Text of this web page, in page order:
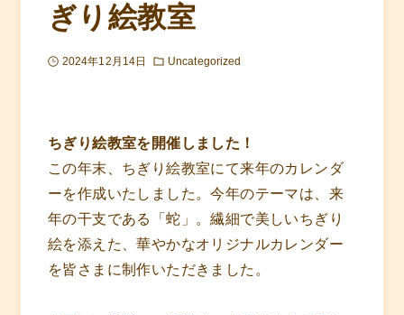
ぎり絵教室
2024年12月14日 Uncategorized
ちぎり絵教室を開催しました！
この年末、ちぎり絵教室にて来年のカレンダ
ーを作成いたしました。今年のテーマは、来
年の干支である「蛇」。繊細で美しいちぎり
絵を添えた、華やかなオリジナルカレンダー
を皆さまに制作いただきました。